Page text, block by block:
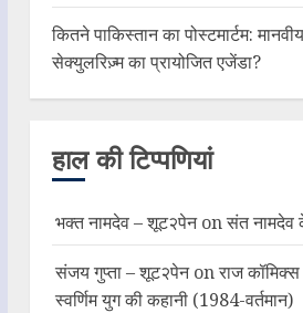
कितने पाकिस्तान का पोस्टमार्टम:
सेक्युलरिज़्म का प्रायोजित एजेंडा?
हाल की टिप्पणियां
भक्त नामदेव – शूट२पेनonसंत
संजय गुप्ता – शूट२पेनonराज
स्वर्णिम युग की कहानी (1984-वर्तमान)